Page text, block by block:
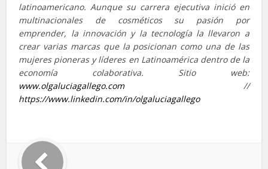
latinoamericano. Aunque su carrera ejecutiva inició en
multinacionales de cosméticos su pasión por
emprender, la innovación y la tecnología la llevaron a
crear varias marcas que la posicionan como una de las
mujeres pioneras y líderes en Latinoamérica dentro de la
economía colaborativa. Sitio web:
www.olgaluciagallego.com//
https://www.linkedin.com/in/olgaluciagallego